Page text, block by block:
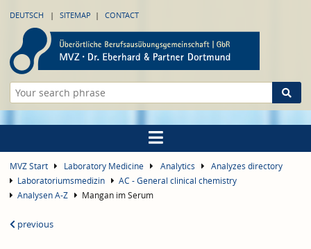
DEUTSCH SITEMAP CONTACT
MVZ Start Laboratory Medicine Analytics
Analyzes directory
Laboratoriumsmedizin
AC - General clinical chemistry
Analysen A-Z
Mangan im Serum
previous